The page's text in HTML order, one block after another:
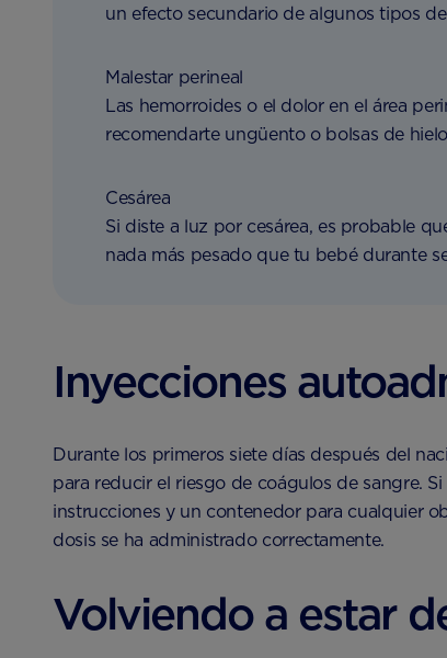
un efecto secundario de algunos tipos
Malestar perineal
Las hemorroides o el dolor en el área
recomendarte ungüento o bolsas de
Cesárea
Si diste a luz por cesárea, es probable
nada más pesado que tu bebé durante
Inyecciones
Durante los primeros siete días después del
para reducir el riesgo de coágulos de sangre.
instrucciones y un contenedor para cualquier
dosis se ha administrado correctamente.
Volviendo a estar